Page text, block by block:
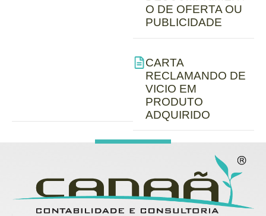
O DE OFERTA OU
PUBLICIDADE
CARTA
RECLAMANDO DE
VICIO EM
PRODUTO
ADQUIRIDO